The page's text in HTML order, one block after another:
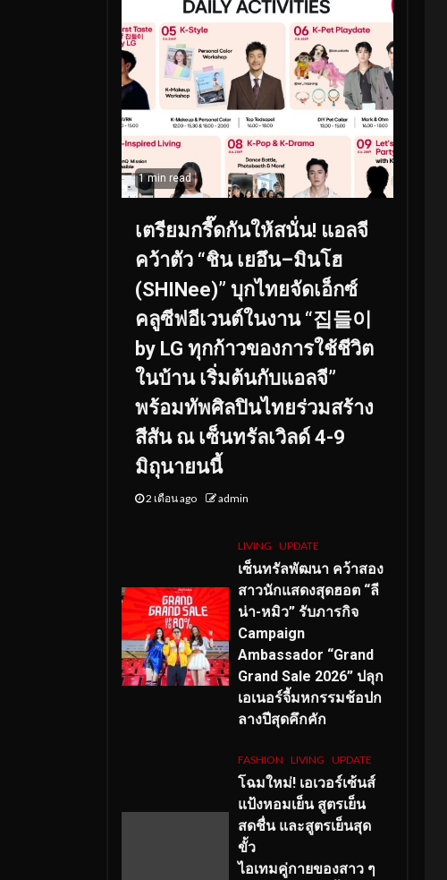
1 min read
เตรียมกรี๊ดกันให้สนั่น! แอลจี
คว้าตัว “ชิน เยอึน–มินโฮ
(SHINee)” บุกไทยจัดเอ็กซ์
คลูซีฟอีเวนต์ในงาน “집들이
by LG ทุกก้าวของการใช้ชีวิต
ในบ้าน เริ่มต้นกับแอลจี”
พร้อมทัพศิลปินไทยร่วมสร้าง
สีสัน ณ เซ็นทรัลเวิลด์ 4-9
มิถุนายนนี้
2 เดือน ago admin
LIVING UPDATE
เซ็นทรัลพัฒนา คว้าสอง
สาวนักแสดงสุดฮอต “ลี
น่า-หมิว” รับภารกิจ
Campaign
Ambassador “Grand
Grand Sale 2026” ปลุก
เอเนอร์จี้มหกรรมช้อปก
ลางปีสุดคึกคัก
FASHION LIVING UPDATE
โฉมใหม่! เอเวอร์เซ้นส์
แป้งหอมเย็น สูตรเย็น
สดชื่น และสูตรเย็นสุด
ขั้ว
ไอเทมคู่กายของสาว ๆ